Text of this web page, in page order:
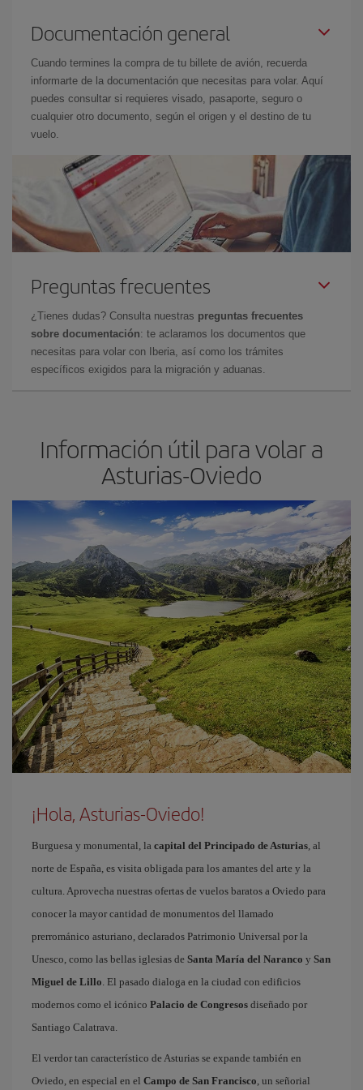
Documentación general
Cuando termines la compra de tu billete de avión, recuerda
informarte de la documentación que necesitas para volar. Aquí
puedes consultar si requieres visado, pasaporte, seguro o
cualquier otro documento, según el origen y el destino de tu
vuelo.
Preguntas frecuentes
¿Tienes dudas? Consulta nuestras preguntas frecuentes
sobre documentación: te aclaramos los documentos que
necesitas para volar con Iberia, así como los trámites
específicos exigidos para la migración y aduanas.
Información útil para volar a
Asturias-Oviedo
¡Hola, Asturias-Oviedo!
Burguesa y monumental, la capital del Principado de Asturias, al
norte de España, es visita obligada para los amantes del arte y la
cultura. Aprovecha nuestras ofertas de vuelos baratos a Oviedo para
conocer la mayor cantidad de monumentos del llamado
prerrománico asturiano, declarados Patrimonio Universal por la
Unesco, como las bellas iglesias de Santa María del Naranco y San
Miguel de Lillo. El pasado dialoga en la ciudad con edificios
modernos como el icónico Palacio de Congresos diseñado por
Santiago Calatrava.
El verdor tan característico de Asturias se expande también en
Oviedo, en especial en el Campo de San Francisco, un señorial